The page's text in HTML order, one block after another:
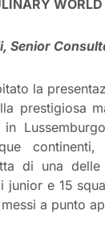
WORLD
Senior
la
prestigiosa
di una
junior e 15
a punto